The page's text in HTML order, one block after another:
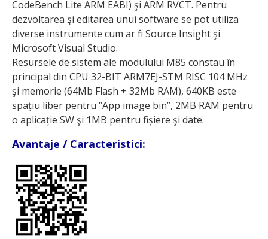
CodeBench Lite ARM EABI) şi ARM RVCT. Pentru
dezvoltarea şi editarea unui software se pot utiliza
diverse instrumente cum ar fi Source Insight şi
Microsoft Visual Studio.
Resursele de sistem ale modulului M85 constau în
principal din CPU 32-BIT ARM7EJ-STM RISC 104 MHz
şi memorie (64Mb Flash + 32Mb RAM), 640KB este
spațiu liber pentru “App image bin”, 2MB RAM pentru
o aplicație SW şi 1MB pentru fișiere şi date.
Avantaje / Caracteristici: